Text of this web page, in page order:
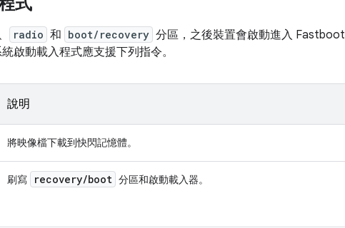
、 radio 和 boot/recovery 分區，之後裝置會啟動進入 Fastboot
啟動載入程式應支援下列指令。
說明
將映像檔下載到快閃記憶體。
刷寫 recovery/boot 分區和啟動載入器。